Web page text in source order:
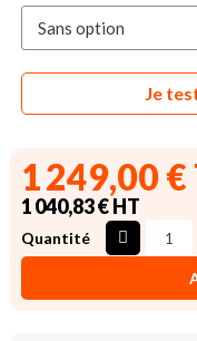
Je
1 249,00 €
1 040,83 € HT
Quantité